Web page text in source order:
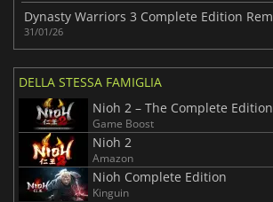
31/01/26
DELLA STESSA FAMIGLIA
Nioh 2 – The Complete Edition
Game Boost
Nioh 2
Amazon
Nioh Complete Edition
Kinguin